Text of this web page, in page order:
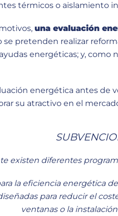
térmicos o aislamiento
una evaluación
se pretenden realizar
energéticas; y, como
energética antes de
su atractivo en el
existen diferentes
la eficiencia energética
para reducir el
ventanas o la